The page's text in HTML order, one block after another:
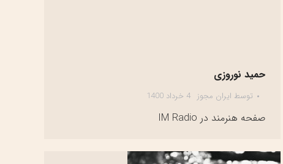
حمید نوروزی
توسط ایران مجوز 4 خرداد 1400
صفحه هنرمند در IM Radio